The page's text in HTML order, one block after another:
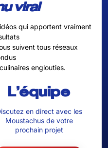
viral
qui apportent vraiment
suivent tous réseaux
englouties.
L'équipe
en direct avec les
Moustachus de votre
prochain projet